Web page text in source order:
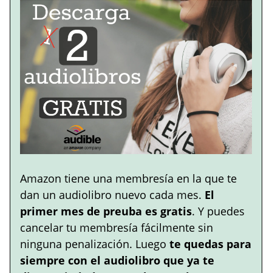
Amazon tiene una membresía en la que te
dan un audiolibro nuevo cada mes. El
primer mes de preuba es gratis. Y puedes
cancelar tu membresía fácilmente sin
ninguna penalización. Luego te quedas para
siempre con el audiolibro que ya te